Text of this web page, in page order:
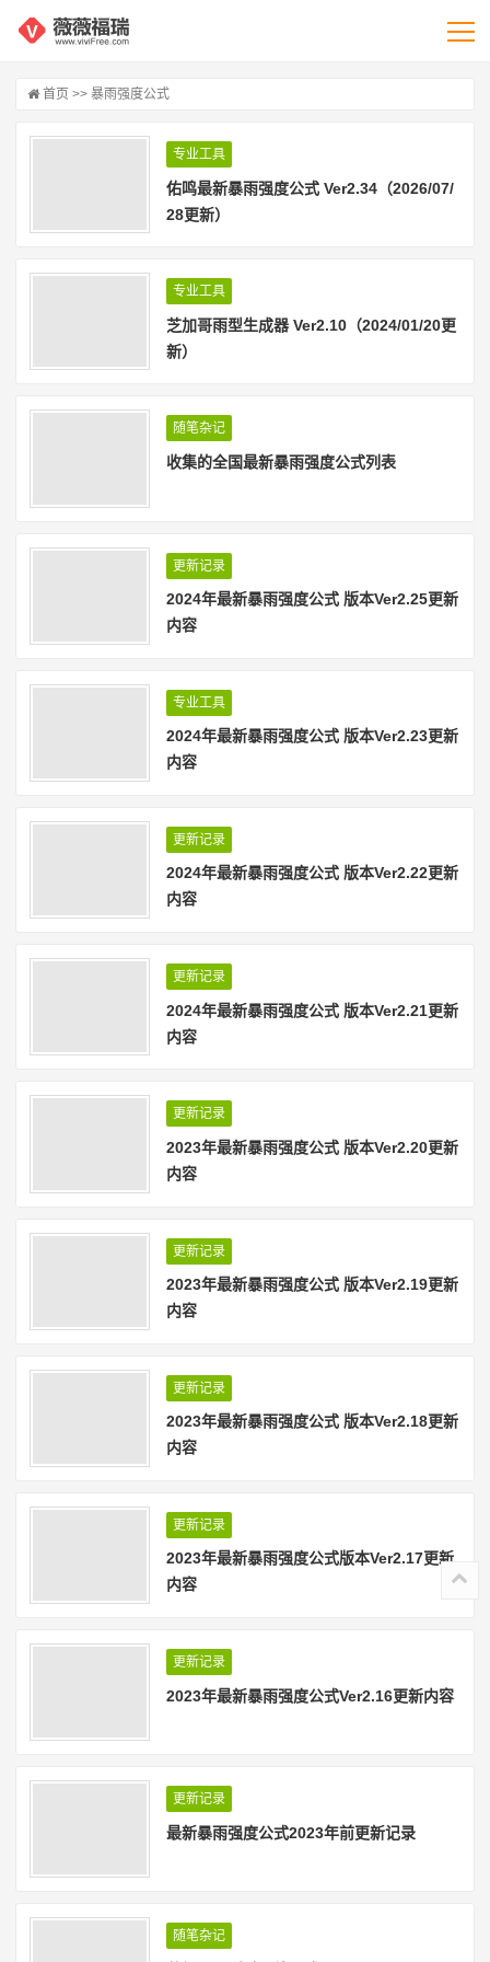
首页 >> 暴雨强度公式
专业工具
佑鸣最新暴雨强度公式 Ver2.34（2026/07/
28更新）
专业工具
芝加哥雨型生成器 Ver2.10（2024/01/20更
新）
随笔杂记
收集的全国最新暴雨强度公式列表
更新记录
2024年最新暴雨强度公式 版本Ver2.25更新
内容
专业工具
2024年最新暴雨强度公式 版本Ver2.23更新
内容
更新记录
2024年最新暴雨强度公式 版本Ver2.22更新
内容
更新记录
2024年最新暴雨强度公式 版本Ver2.21更新
内容
更新记录
2023年最新暴雨强度公式 版本Ver2.20更新
内容
更新记录
2023年最新暴雨强度公式 版本Ver2.19更新
内容
更新记录
2023年最新暴雨强度公式 版本Ver2.18更新
内容
更新记录
2023年最新暴雨强度公式版本Ver2.17更新
内容
更新记录
2023年最新暴雨强度公式Ver2.16更新内容
更新记录
最新暴雨强度公式2023年前更新记录
随笔杂记